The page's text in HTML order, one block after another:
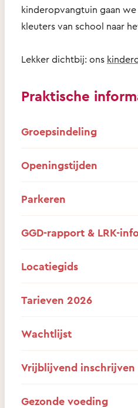
kinderopvangtuin gaan
kleuters van school naar
Lekker dichtbij: ons
Praktische
Groepsindeling
Openingstijden
Parkeren
GGD-rapport & LRK-
Locatiegids
Tarieven 2026
Wachtlijst
Vrijblijvend inschrijven
Gezonde voeding